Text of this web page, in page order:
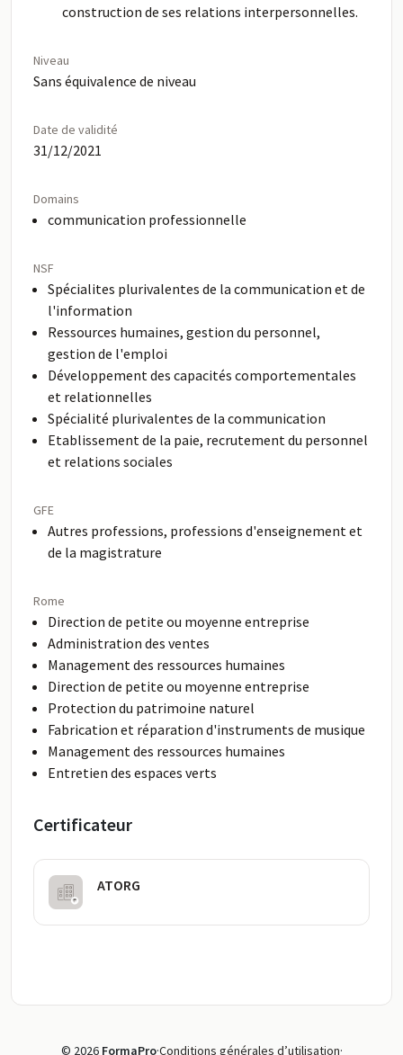
construction de ses relations interpersonnelles.
Niveau
Sans équivalence de niveau
Date de validité
31/12/2021
Domains
communication professionnelle
NSF
Spécialites plurivalentes de la communication et de
l'information
Ressources humaines, gestion du personnel,
gestion de l'emploi
Développement des capacités comportementales
et relationnelles
Spécialité plurivalentes de la communication
Etablissement de la paie, recrutement du personnel
et relations sociales
GFE
Autres professions, professions d'enseignement et
de la magistrature
Rome
Direction de petite ou moyenne entreprise
Administration des ventes
Management des ressources humaines
Direction de petite ou moyenne entreprise
Protection du patrimoine naturel
Fabrication et réparation d'instruments de musique
Management des ressources humaines
Entretien des espaces verts
Certificateur
ATORG
© 2026 FormaPro·Conditions générales d’utilisation·